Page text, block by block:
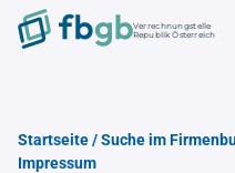
Verrechnungstelle
Republik Österreich
Startseite / Suche im
Impressum